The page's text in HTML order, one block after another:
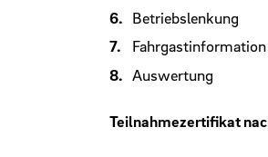
Betriebslenkung
Fahrgastinformation
Auswertung
Teilnahmezertifikat